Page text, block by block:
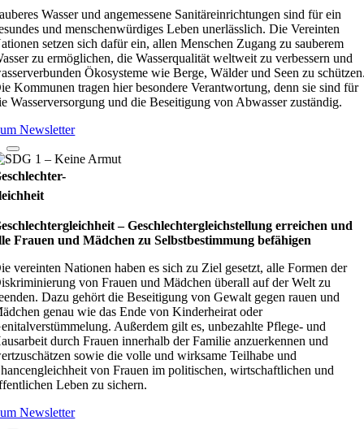
Wasser und angemessene Sanitäreinrichtungen sind für ein
und menschenwürdiges Leben unerlässlich. Die Vereinten
setzen sich dafür ein, allen Menschen Zugang zu sauberem
zu ermöglichen, die Wasserqualität weltweit zu verbessern und
Ökosysteme wie Berge, Wälder und Seen zu
Kommunen tragen hier besondere Verantwortung, denn sie sind für
Wasserversorgung und die Beseitigung von Abwasser zuständig.
Newsletter
– Geschlechtergleichstellung erreichen und
Frauen und Mädchen zu Selbstbestimmung befähigen
vereinten Nationen haben es sich zu Ziel gesetzt, alle Formen der
von Frauen und Mädchen überall auf der Welt zu
Dazu gehört die Beseitigung von Gewalt gegen rauen und
genau wie das Ende von Kinderheirat oder
Außerdem gilt es, unbezahlte Pflege- und
durch Frauen innerhalb der Familie anzuerkennen und
sowie die volle und wirksame Teilhabe und
von Frauen im politischen, wirtschaftlichen und
Leben zu sichern.
Newsletter